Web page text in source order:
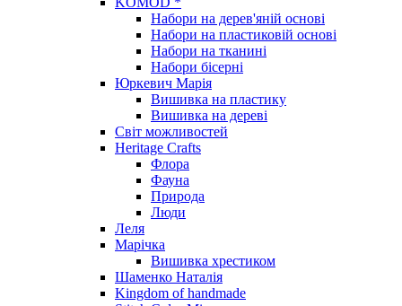
Набори на дерев'яній основі
Набори на пластиковій основі
Набори на тканині
Набори бісерні
Юркевич Марія
Вишивка на пластику
Вишивка на дереві
Світ можливостей
Heritage Crafts
Флора
Фауна
Природа
Люди
Леля
Марічка
Вишивка хрестиком
Шаменко Наталія
Kingdom of handmade